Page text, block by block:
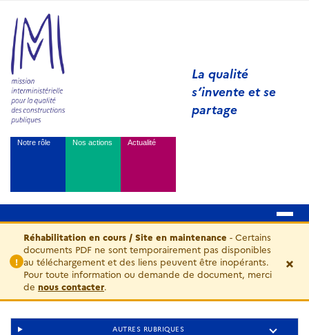
La qualité
s’invente et se
partage
Notre rôle Nos actions Actualité
!
Réhabilitation en cours / Site en maintenance - Certains
documents PDF ne sont temporairement pas disponibles
au téléchargement et des liens peuvent être inopérants.
Pour toute information ou demande de document, merci
de nous contacter.
×
AUTRES RUBRIQUES